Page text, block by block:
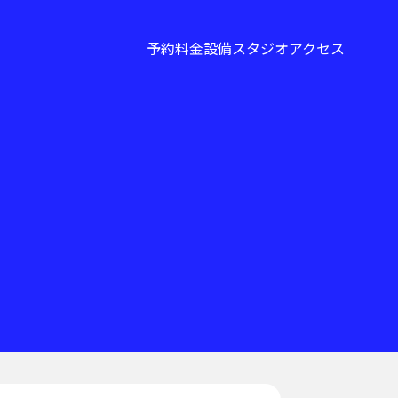
予約料金設備スタジオアクセス